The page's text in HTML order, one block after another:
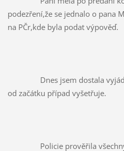
podezření,že se jednalo o pana
na PČr,kde byla podat výpověď.
od začátku případ vyšetřuje.